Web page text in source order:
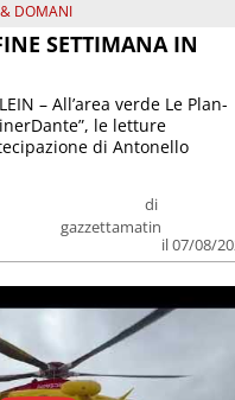
DOMANI
SETTIMANA IN
di
gazzettamatin
il 07/08/
– All’area verde Le Plan-
le letture
di Antonello